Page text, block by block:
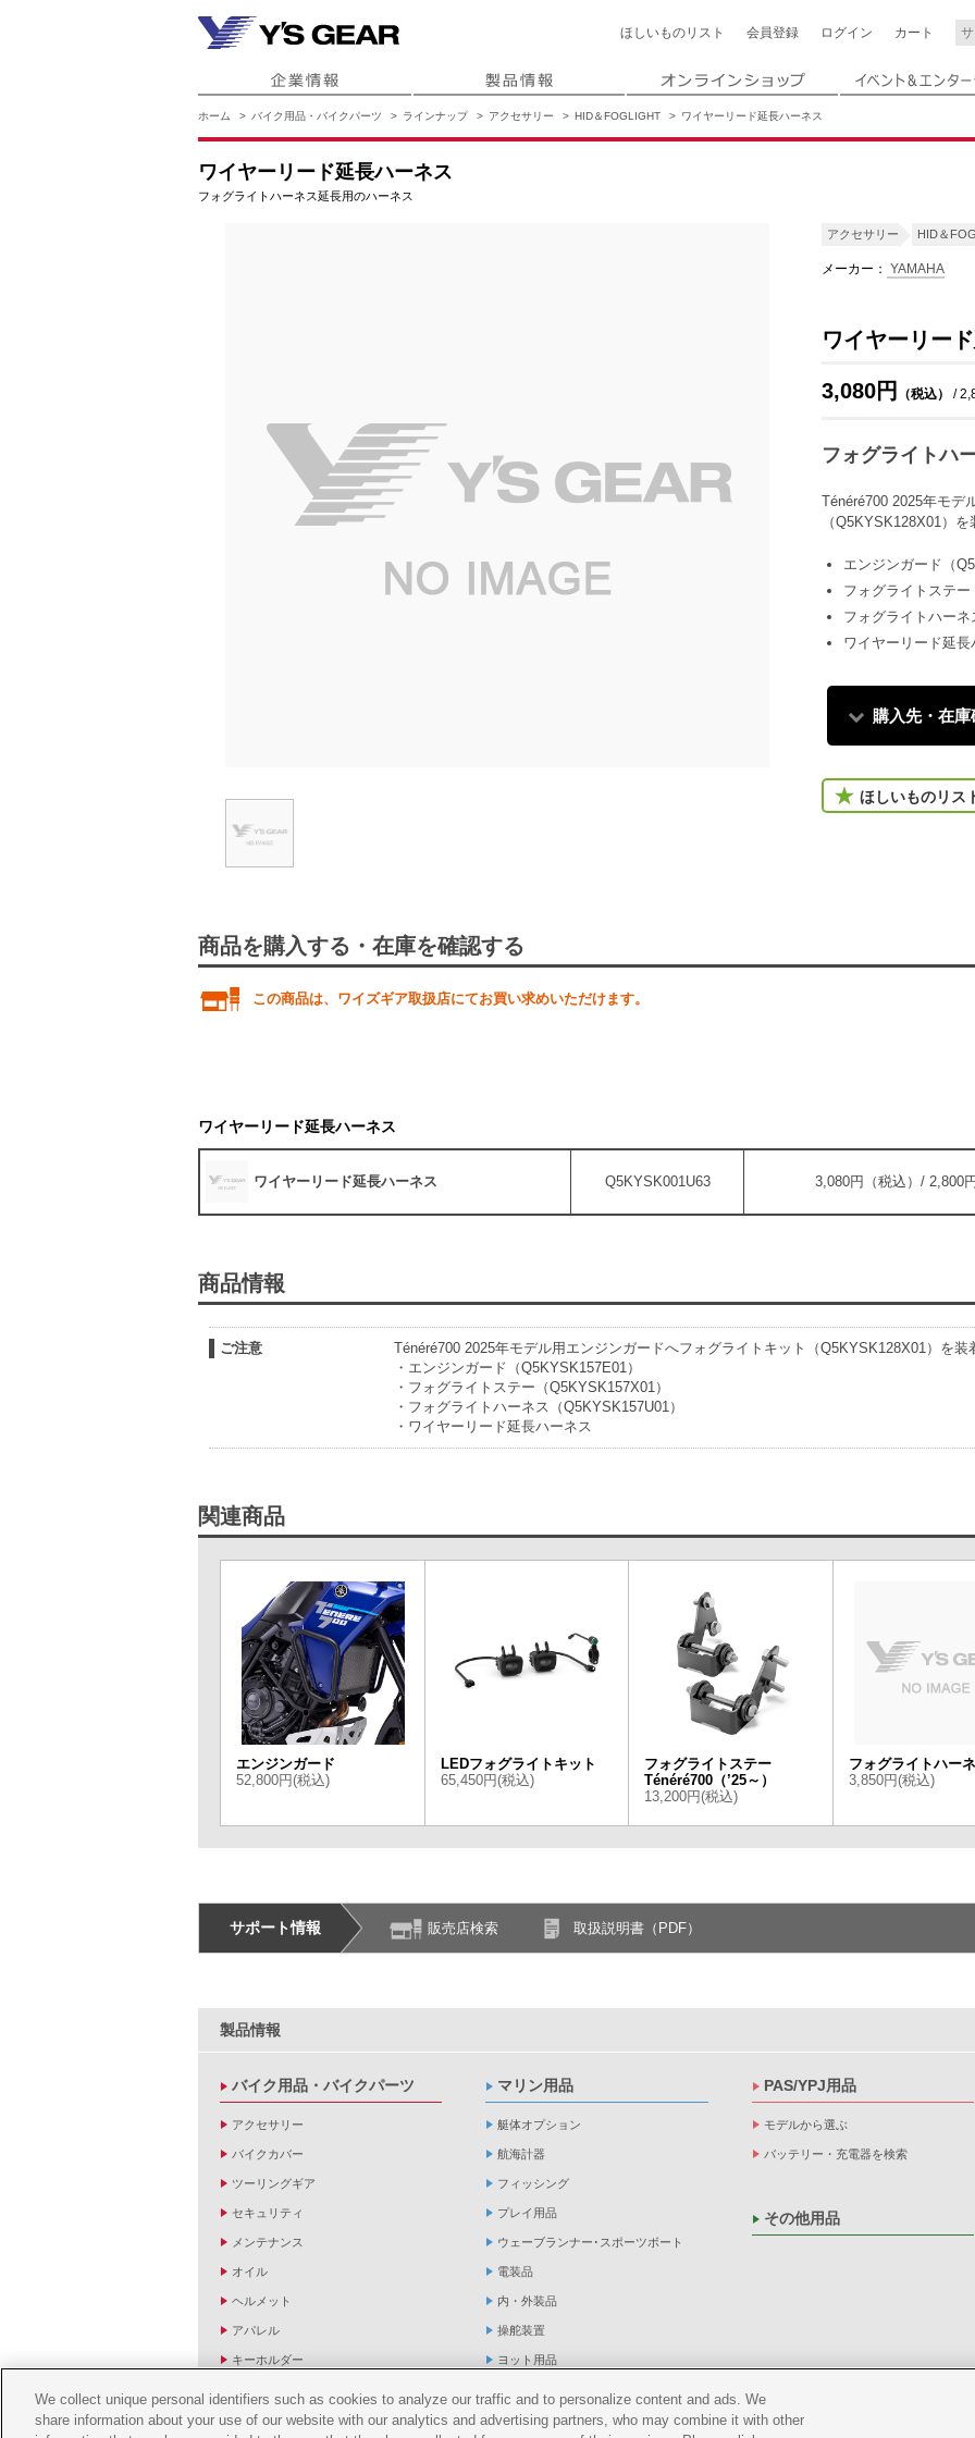
ほしいもの リスト 会員登録 ログイン カート
ホーム バイク用品・バイクパーツ ラインナップ アクセサリー HID＆FOGLIGHT ワイヤーリード延長ハーネス
ワイヤーリード延長ハーネス
フォグライトハーネス延長用のハーネス
アクセサリー HID＆
メーカー： YAMAHA
ワイヤーリー
3,080円 （税込） /
フォグライトハ
Ténéré700 2025年モデ
（Q5KYSK128X01）
エンジンガード（
フォグライトステ
フォグライトハー
ワイヤーリード延長
購入先・在庫
ほしいものリス
商品を購入する・在庫を確認する
この商品は、ワイズギア取扱店にてお買い求めいただけます。
ワイヤーリード延長ハーネス
ワイヤーリード延長ハーネス Q5KYSK001U63 3,080円（税込）/ 2,800
商品情報
ご注意
Ténéré700 2025年モデル用エンジンガードへフォグライトキット（Q5KYSK128X01）を
・エンジンガード（Q5KYSK157E01）
・フォグライトステー（Q5KYSK157X01）
・フォグライトハーネス（Q5KYSK157U01）
・ワイヤーリード延長ハーネス
関連商品
エンジンガード
52,800円(税込)
LEDフォグライトキット
65,450円(税込)
フォグライトステー
Ténéré700（’25～）
13,200円(税込)
フォグライトハー
3,850円(税込)
サポート情報 販売店検索 取扱説明書（PDF）
製品情報
バイク用品・バイクパーツ
アクセサリー
バイクカバー
ツーリングギア
セキュリティ
メンテナンス
オイル
ヘルメット
アパレル
キーホルダー
バイク雑貨
マリン用品
艇体オプション
航海計器
フィッシング
プレイ用品
ウェーブランナー･スポーツボート
電装品
内・外装品
操舵装置
ヨット用品
救命品・検査品
PAS/YPJ用品
モデルから選ぶ
バッテリー・充電器を検索
その他用品
We collect unique personal identifiers such as cookies to analyze our traffic and to personalize content and ads. We
share information about your use of our website with our analytics and advertising partners, who may combine it with other